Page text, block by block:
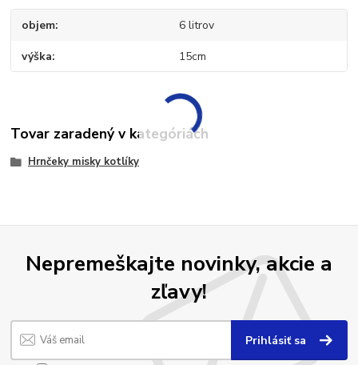
objem 6 litrov
výška 15cm
Tovar zaradený v kategóriách
Hrnčeky misky kotlíky
Nepremeškajte novinky, akcie a
zľavy!
Prihlásiť sa